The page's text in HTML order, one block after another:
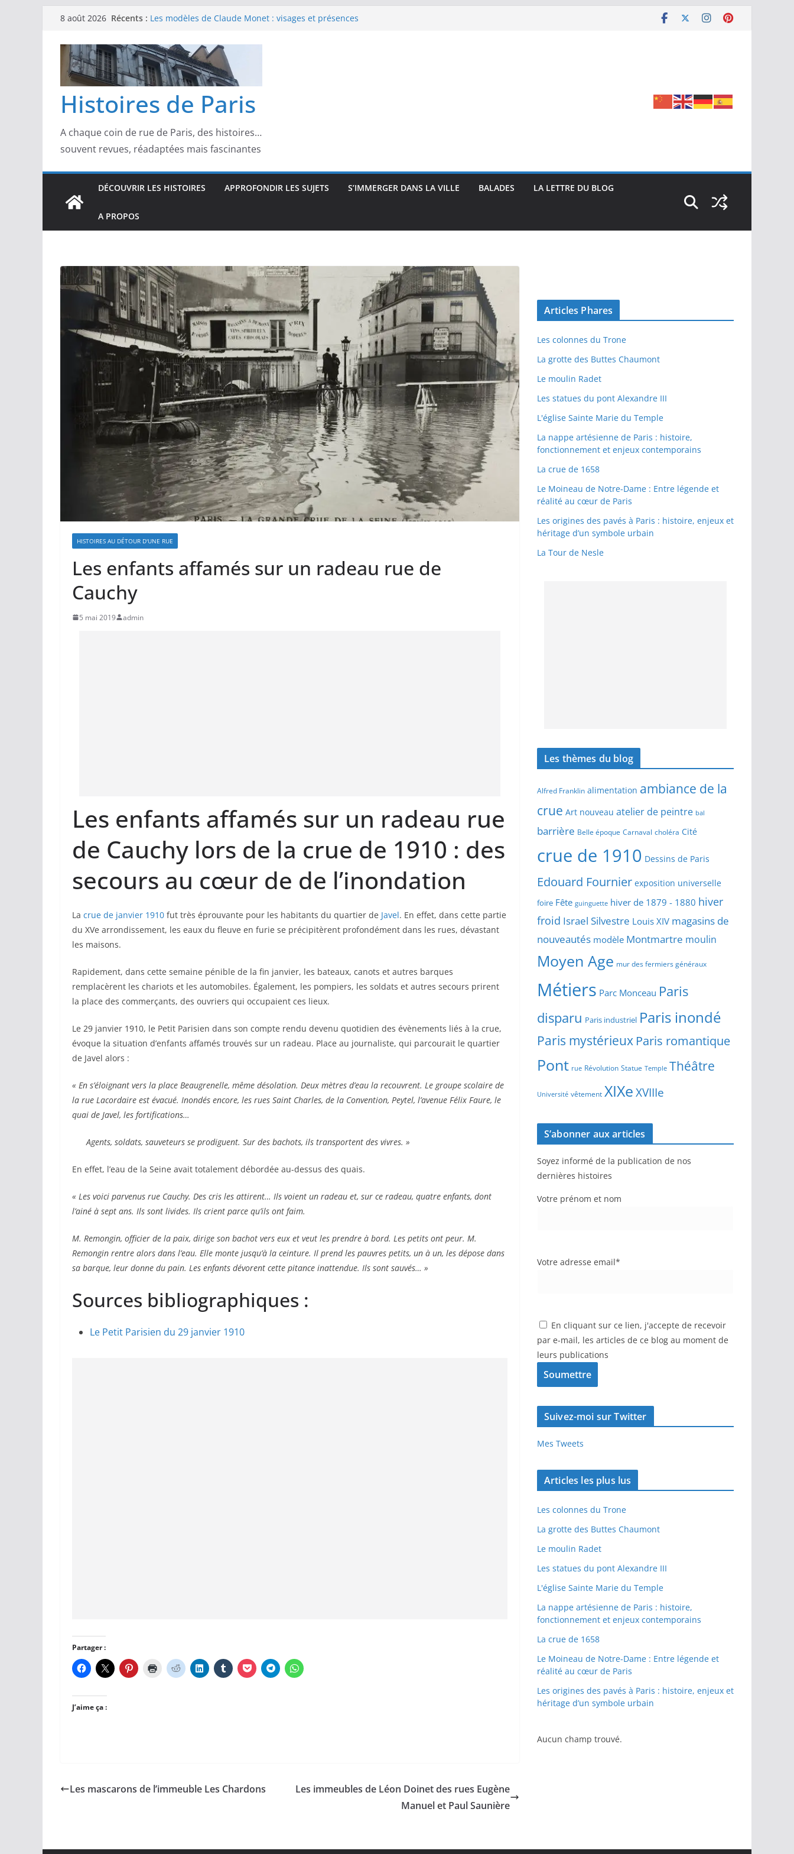
Passer
contenu
8 août 2026 Récents : Les modèles de Claude Monet : visages et présences
confidences de la Belle Époque
Les modèles de Pierre‑Auguste Renoir : visages, corps et
complicités au cœur de l’impressionnisme
Les modèles de Degas : danseuses, travailleuses et visages
d’un Paris moderne
Les modèles de Manet : entre intimité, modernité et
Histoires de Paris
A chaque coin de rue de Paris, des histoires…
souvent revues, réadaptées mais fascinantes
DÉCOUVRIR LES HISTOIRES APPROFONDIR LES SUJETS S’IMMERGER DANS LA VILLE BALADES LA LETTRE DU BLOG
A PROPOS
HISTOIRES AU DÉTOUR D'UNE RUE
Les enfants affamés sur un radeau rue de
Cauchy
5 mai 2019 admin
Les enfants affamés sur un radeau rue
de Cauchy lors de la crue de 1910 : des
secours au cœur de de l’inondation
La crue de janvier 1910 fut très éprouvante pour les habitants du quartier de Javel. En effet, dans cette partie
du XVe arrondissement, les eaux du fleuve en furie se précipitèrent profondément dans les rues, dévastant
les maisons.
Rapidement, dans cette semaine pénible de la fin janvier, les bateaux, canots et autres barques
remplacèrent les chariots et les automobiles. Également, les pompiers, les soldats et autres secours prirent
la place des commerçants, des ouvriers qui occupaient ces lieux.
Le 29 janvier 1910, le Petit Parisien dans son compte rendu devenu quotidien des évènements liés à la crue,
évoque la situation d’enfants affamés trouvés sur un radeau. Place au journaliste, qui parcourait le quartier
de Javel alors :
« En s’éloignant vers la place Beaugrenelle, même désolation. Deux mètres d’eau la recouvrent. Le groupe scolaire de
la rue Lacordaire est évacué. Inondés encore, les rues Saint Charles, de la Convention, Peytel, l’avenue Félix Faure, le
quai de Javel, les fortifications…
Agents, soldats, sauveteurs se prodiguent. Sur des bachots, ils transportent des vivres. »
En effet, l’eau de la Seine avait totalement débordée au-dessus des quais.
« Les voici parvenus rue Cauchy. Des cris les attirent… Ils voient un radeau et, sur ce radeau, quatre enfants, dont
l’ainé à sept ans. Ils sont livides. Ils crient parce qu’ils ont faim.
M. Remongin, officier de la paix, dirige son bachot vers eux et veut les prendre à bord. Les petits ont peur. M.
Remongin rentre alors dans l’eau. Elle monte jusqu’à la ceinture. Il prend les pauvres petits, un à un, les dépose dans
sa barque, leur donne du pain. Les enfants dévorent cette pitance inattendue. Ils sont sauvés… »
Sources bibliographiques :
Le Petit Parisien du 29 janvier 1910
Partager :
J’aime ça :
Les mascarons de l’immeuble Les Chardons
Les immeubles de Léon Doinet des rues Eugène
Manuel et Paul Saunière
Articles Phares
Les colonnes du Trone
La grotte des Buttes Chaumont
Le moulin Radet
Les statues du pont Alexandre III
L'église Sainte Marie du Temple
La nappe artésienne de Paris : histoire,
fonctionnement et enjeux contemporains
La crue de 1658
Le Moineau de Notre-Dame : Entre légende et
réalité au cœur de Paris
Les origines des pavés à Paris : histoire, enjeux et
héritage d’un symbole urbain
La Tour de Nesle
Les thèmes du blog
Alfred Franklin alimentation ambiance de la
crue Art nouveau atelier de peintre bal
barrière Belle époque Carnaval choléra Cité
crue de 1910 Dessins de Paris
Edouard Fournier exposition universelle
foire Fête guinguette hiver de 1879 - 1880 hiver
froid Israel Silvestre Louis XIV magasins de
nouveautés modèle Montmartre moulin
Moyen Age mur des fermiers généraux
Métiers Parc Monceau Paris
disparu Paris industriel Paris inondé
Paris mystérieux Paris romantique
Pont rue Révolution Statue Temple Théâtre
Université vêtement XIXeXVIIIe
S’abonner aux articles
Soyez informé de la publication de nos
dernières histoires
Votre prénom et nom
Votre adresse email*
En cliquant sur ce lien, j'accepte de recevoir
par e-mail, les articles de ce blog au moment de
leurs publications
Suivez-moi sur Twitter
Mes Tweets
Articles les plus lus
Les colonnes du Trone
La grotte des Buttes Chaumont
Le moulin Radet
Les statues du pont Alexandre III
L'église Sainte Marie du Temple
La nappe artésienne de Paris : histoire,
fonctionnement et enjeux contemporains
La crue de 1658
Le Moineau de Notre-Dame : Entre légende et
réalité au cœur de Paris
Les origines des pavés à Paris : histoire, enjeux et
héritage d’un symbole urbain
Aucun champ trouvé.